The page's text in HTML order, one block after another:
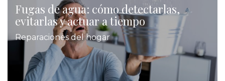
Fugas de agua: cómo detectarlas,
evitarlas y actuar a tiempo
Reparaciones del hogar